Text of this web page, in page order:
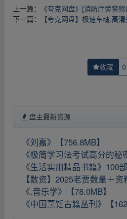
上一篇：
《夸克网盘》[消防厅旁警
下一篇：
【夸克网盘】极速车魂.高
收藏 0
盘主最新资源
《刘嘉》【756.8MB】
《极简学习法考试高分的秘
《生活实用精品书籍》100
【数资】2025老贾数量＋
《.音乐学》【78.0MB】
《中国烹饪古籍丛刊》【